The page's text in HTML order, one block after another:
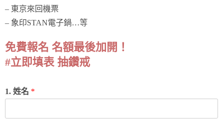
– 東京來回機票
– 象印STAN電子鍋…等
免費報名 名額最後加開！
#立即填表 抽鑽戒
1. 姓名 *